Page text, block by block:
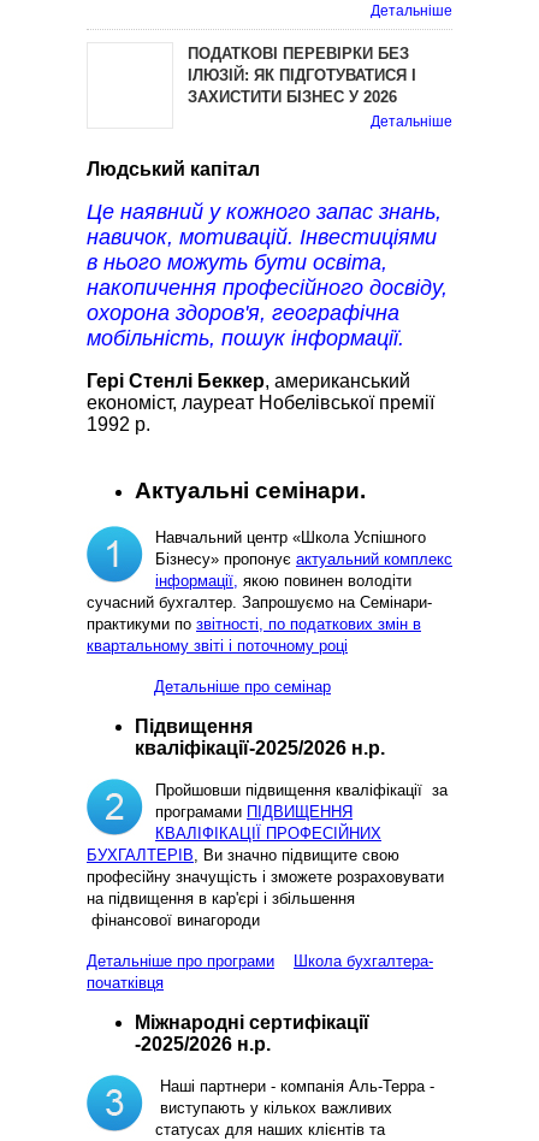
Детальніше
ПОДАТКОВІ ПЕРЕВІРКИ БЕЗ
ІЛЮЗІЙ: ЯК ПІДГОТУВАТИСЯ І
ЗАХИСТИТИ БІЗНЕС У 2026
Детальніше
Людський капітал
Це наявний у кожного запас знань,
навичок, мотивацій. Інвестиціями
в нього можуть бути освіта,
накопичення професійного досвіду,
охорона здоров'я, географічна
мобільність, пошук інформації.
Гері Стенлі Беккер, американський
економіст, лауреат Нобелівської премії
1992 р.
Актуальні семінари.
Навчальний центр «Школа Успішного
Бізнесу» пропонує актуальний комплекс
інформації, якою повинен володіти
сучасний бухгалтер. Запрошуємо на Семінари-
практикуми по звітності, по податкових змін в
квартальному звіті і поточному році
Детальніше про семінар
Підвищення
кваліфікації-2025/2026 н.р.
Пройшовши підвищення кваліфікації за
програмами ПІДВИЩЕННЯ
КВАЛІФІКАЦІЇ ПРОФЕСІЙНИХ
БУХГАЛТЕРІВ, Ви значно підвищите свою
професійну значущість і зможете розраховувати
на підвищення в кар'єрі і збільшення
фінансової винагороди
Детальніше про програми
Школа бухгалтера-
початківця
Міжнародні сертифікації
-2025/2026 н.р.
Наші партнери - компанія Аль-Терра -
виступають у кількох важливих
статусах для наших клієнтів та